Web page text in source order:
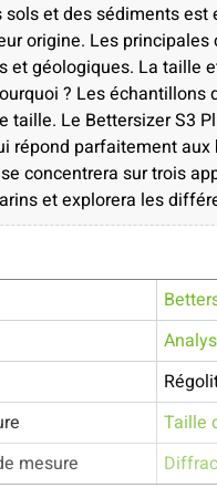
sols et des sédiments
origine. Les
et géologiques. La taille
? Les
taille. Le Bettersizer S3
répond parfaitement
concentrera sur trois
et explorera les
Taille
mesure